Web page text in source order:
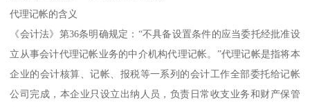
代理记帐的含义
《会计法》第36条明确规定：“不具备设置条件的应当委托经批准设
立从事会计代理记帐业务的中介机构代理记帐。”代理记帐是指将本
企业的会计核算、记帐、报税等一系列的会计工作全部委托给记帐
公司完成，本企业只设立出纳人员，负责日常收支业务和财产保管